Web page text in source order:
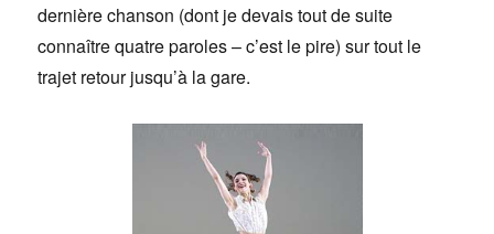
dernière chanson (dont je devais tout de suite
connaître quatre paroles – c’est le pire) sur tout le
trajet retour jusqu’à la gare.